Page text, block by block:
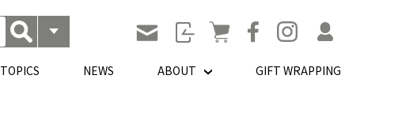
TOPICS NEWS ABOUT GIFT WRAPPING